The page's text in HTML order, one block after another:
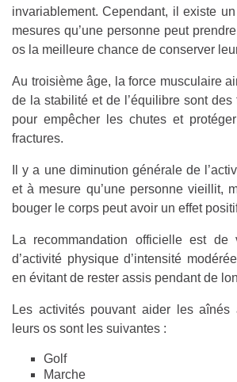
invariablement. Cependant, il existe
mesures qu’une personne peut
os la meilleure chance de conserver
Au troisième âge, la force musculaire
de la stabilité et de l’équilibre sont des
pour empêcher les chutes et
fractures.
Il y a une diminution générale de
et à mesure qu’une personne vieillit,
bouger le corps peut avoir un effet
La recommandation officielle est de
d’activité physique d’intensité
en évitant de rester assis pendant de
Les activités pouvant aider les
leurs os sont les suivantes :
Golf
Marche